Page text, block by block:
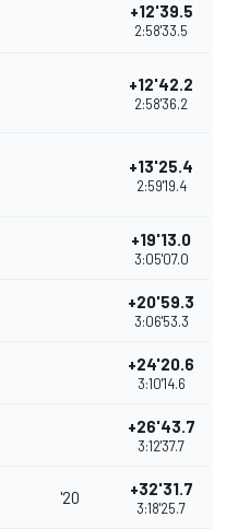
+12'39.5
2:58'33.5
+12'42.2
2:58'36.2
+13'25.4
2:59'19.4
+19'13.0
3:05'07.0
+20'59.3
3:06'53.3
+24'20.6
3:10'14.6
+26'43.7
3:12'37.7
'20 +32'31.7
3:18'25.7